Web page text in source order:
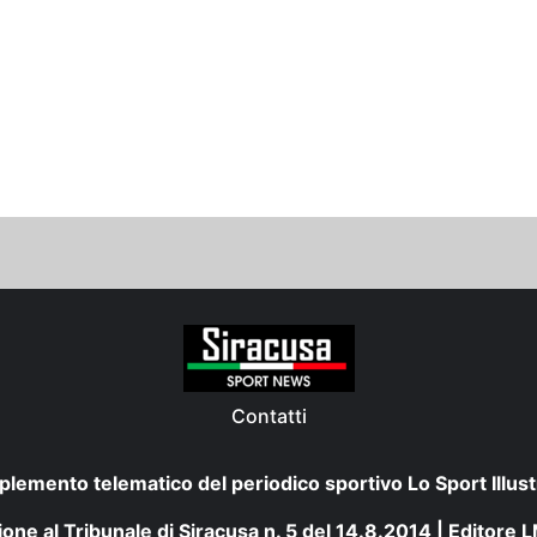
Contatti
telematico del periodico sportivo Lo Sport
al Tribunale di Siracusa n. 5 del 14.8.2014 | Editore